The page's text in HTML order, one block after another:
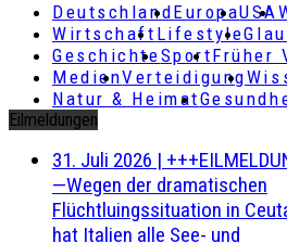
DeutschlandEuropaUSA
Wirtschaft Lifestyle
GeschichteSportFrüher
MedienVerteidigung
Natur & Heimat
Eilmeldungen
31. Juli 2026 |
—Wegen der dramatischen
Flüchtluingssituation in
hat Italien alle See- und